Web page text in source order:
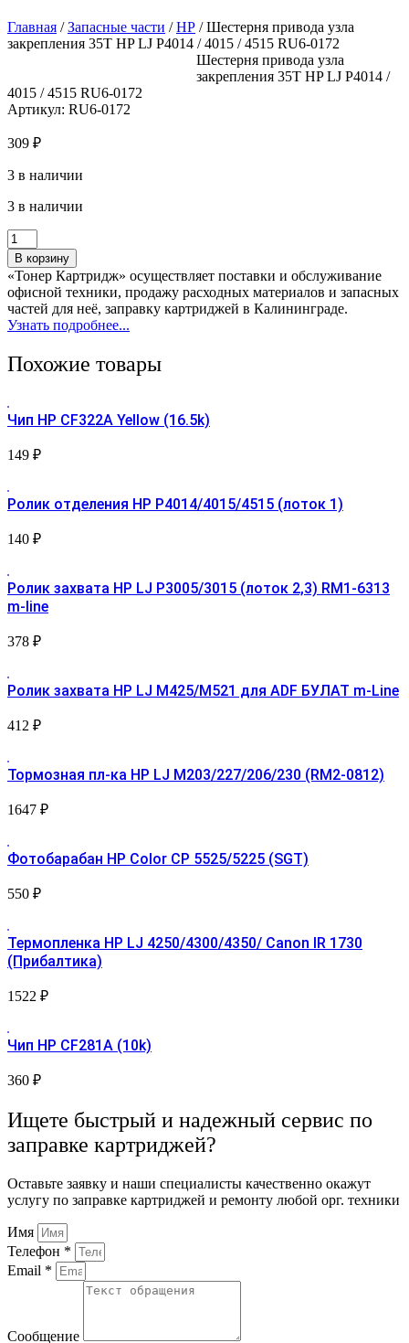
Главная /Запасные части /HP / Шестерня привода узла
закрепления 35Т HP LJ P4014 / 4015 / 4515 RU6-0172
Шестерня привода узла
закрепления 35Т HP LJ P4014 /
4015 / 4515 RU6-0172
Артикул: RU6-0172
309 ₽
3 в наличии
3 в наличии
Количество
товара
Шестерня
привода
узла
закрепления
35Т
LJ
4015
4515
В корзину
«Тонер Картридж» осуществляет поставки и обслуживание
офисной техники, продажу расходных материалов и запасных
частей для неё, заправку картриджей в Калининграде.
Узнать подробнее...
Похожие товары
Чип HP CF322A Yellow (16.5k)
149 ₽
Ролик отделения HP P4014/4015/4515 (лоток 1)
140 ₽
Ролик захвата HP LJ P3005/3015 (лоток 2,3) RM1-6313
m-line
378 ₽
Ролик захвата HP LJ M425/M521 для ADF БУЛАТ m-Line
412 ₽
Тормозная пл-ка HP LJ М203/227/206/230 (RM2-0812)
1647 ₽
Фотобарабан HP Color CP 5525/5225 (SGT)
550 ₽
Термопленка HP LJ 4250/4300/4350/ Canon IR 1730
(Прибалтика)
1522 ₽
Чип HP CF281A (10k)
360 ₽
Ищете быстрый и надежный сервис по
заправке картриджей?
Оставьте заявку и наши специалисты качественно окажут
услугу по заправке картриджей и ремонту любой орг. техники
Имя
Телефон *
Email *
Сообщение